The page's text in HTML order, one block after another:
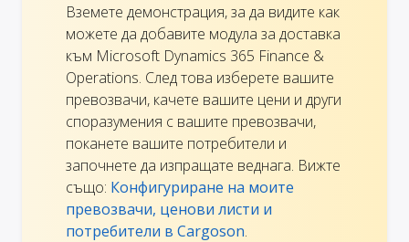
Вземете демонстрация, за да видите как
можете да добавите модула за доставка
към Microsoft Dynamics 365 Finance &
Operations. След това изберете вашите
превозвачи, качете вашите цени и други
споразумения с вашите превозвачи,
поканете вашите потребители и
започнете да изпращате веднага. Вижте
също: Конфигуриране на моите
превозвачи, ценови листи и
потребители в Cargoson.